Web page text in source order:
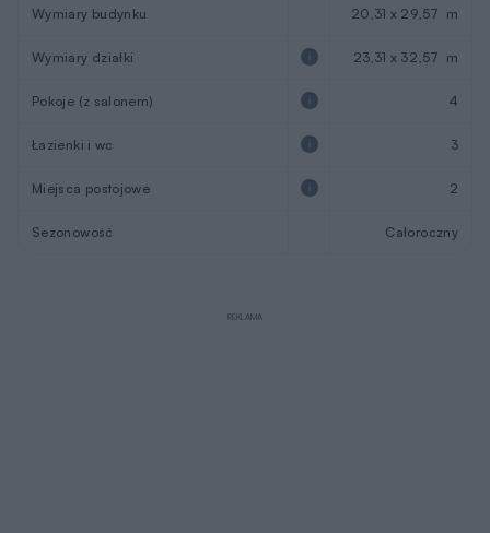
Wymiary budynku 20,31 x 29,57 m
Wymiary działki 23,31 x 32,57 m
Pokoje (z salonem) 4
Łazienki i wc 3
Miejsca postojowe 2
Sezonowość Całoroczny
REKLAMA